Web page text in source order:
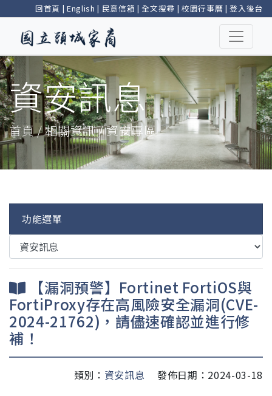
回首頁 | English | 民意信箱 |全文搜尋 | 校園行事曆 |登入後台
資安訊息
首頁 / 相關資訊 / 資安專區
功能選單
【漏洞預警】Fortinet FortiOS與
FortiProxy存在高風險安全漏洞(CVE-
2024-21762)，請儘速確認並進行修
補！
類別： 資安訊息 發佈日期：2024-03-18